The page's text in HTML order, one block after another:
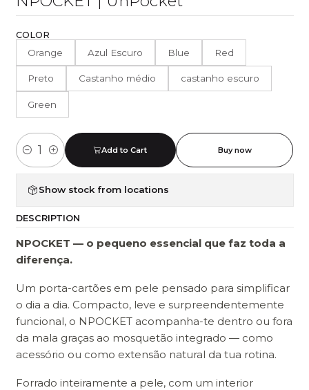
COLOR
Orange Azul Escuro Blue Red
Preto Castanho médio castanho escuro
Green
Quantity
Add to Cart Buy now
Show stock from locations
DESCRIPTION
NPOCKET — o pequeno essencial que faz toda a
diferença.
Um porta-cartões em pele pensado para simplificar
o dia a dia. Compacto, leve e surpreendentemente
funcional, o NPOCKET acompanha-te dentro ou fora
da mala graças ao mosquetão integrado — como
acessório ou como extensão natural da tua rotina.
Forrado inteiramente a pele, com um interior